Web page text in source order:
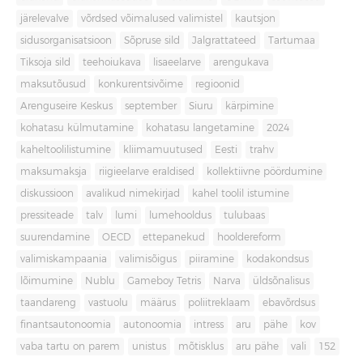
järelevalve võrdsed võimalused valimistel kautsjon
sidusorganisatsioon Sõpruse sild Jalgrattateed Tartumaa
Tiksoja sild teehoiukava lisaeelarve arengukava
maksutõusud konkurentsivõime regioonid
Arenguseire Keskus september Siuru kärpimine
kohatasu külmutamine kohatasu langetamine 2024
kaheltoolilistumine kliimamuutused Eesti trahv
maksumaksja riigieelarve eraldised kollektiivne pöördumine
diskussioon avalikud nimekirjad kahel toolil istumine
pressiteade talv lumi lumehooldus tulubaas
suurendamine OECD ettepanekud hooldereform
valimiskampaania valimisõigus piiramine kodakondsus
lõimumine Nublu Gameboy Tetris Narva üldsõnalisus
taandareng vastuolu määrus poliitreklaam ebavõrdsus
finantsautonoomia autonoomia intress aru pähe kov
vaba tartu on parem unistus mõtisklus aru pähe vali 152